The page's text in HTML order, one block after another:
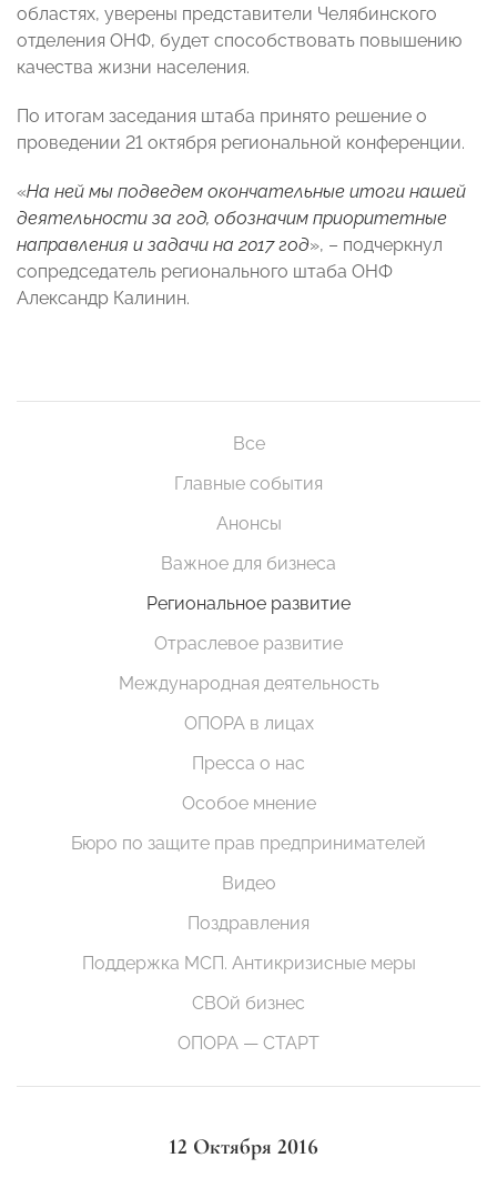
областях, уверены представители Челябинского
отделения ОНФ, будет способствовать повышению
качества жизни населения.
По итогам заседания штаба принято решение о
проведении 21 октября региональной конференции.
«На ней мы подведем окончательные итоги нашей
деятельности за год, обозначим приоритетные
направления и задачи на 2017 год», – подчеркнул
сопредседатель регионального штаба ОНФ
Александр Калинин.
Все
Главные события
Анонсы
Важное для бизнеса
Региональное развитие
Отраслевое развитие
Международная деятельность
ОПОРА в лицах
Пресса о нас
Особое мнение
Бюро по защите прав предпринимателей
Видео
Поздравления
Поддержка МСП. Антикризисные меры
СВОй бизнес
ОПОРА — СТАРТ
12 Октября 2016